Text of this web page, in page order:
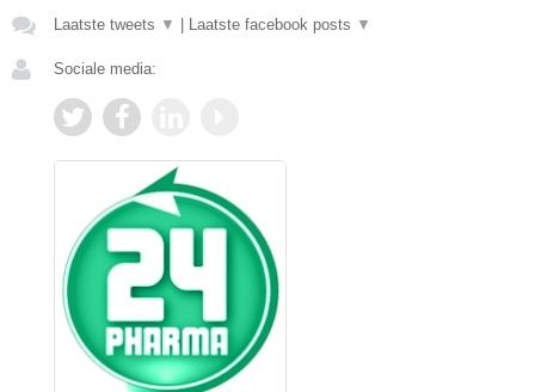
Laatste tweets ▼ Laatste facebook posts ▼
Sociale media: